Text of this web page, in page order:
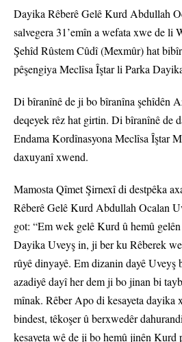
Dayika Rêberê Gelê Kurd Abdullah
salvegera 31’emîn a wefata xwe de li
Şehîd Rûstem Cûdî (Mexmûr) hat
pêşengiya Meclîsa Îştar li Parka
Di bîranînê de ji bo bîranîna şehîdên
deqeyek rêz hat girtin. Di bîranînê de
Endama Kordînasyona Meclîsa Îştar
daxuyanî xwend.
Mamosta Qîmet Şirnexî di destpêka
Rêberê Gelê Kurd Abdullah Ocalan
got: “Em wek gelê Kurd û hemû
Dayika Uveyş in, ji ber ku Rêberek
rûyê dinyayê. Em dizanin dayê
azadiyê dayî her dem ji bo jinan bi
mînak. Rêber Apo di kesayeta dayika
bindest, têkoşer û berxwedêr
kesayeta wê de ji bo hemû jinên Kurd